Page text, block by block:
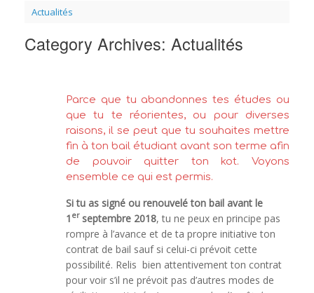
Actualités
Category Archives: Actualités
Parce que tu abandonnes tes études ou
que tu te réorientes, ou pour diverses
raisons, il se peut que tu souhaites mettre
fin à ton bail étudiant avant son terme afin
de pouvoir quitter ton kot. Voyons
ensemble ce qui est permis.
Si tu as signé ou renouvelé ton bail avant le
1 erseptembre 2018, tu ne peux en principe pas
rompre à l’avance et de ta propre initiative ton
contrat de bail sauf si celui-ci prévoit cette
possibilité. Relis bien attentivement ton contrat
pour voir s’il ne prévoit pas d’autres modes de